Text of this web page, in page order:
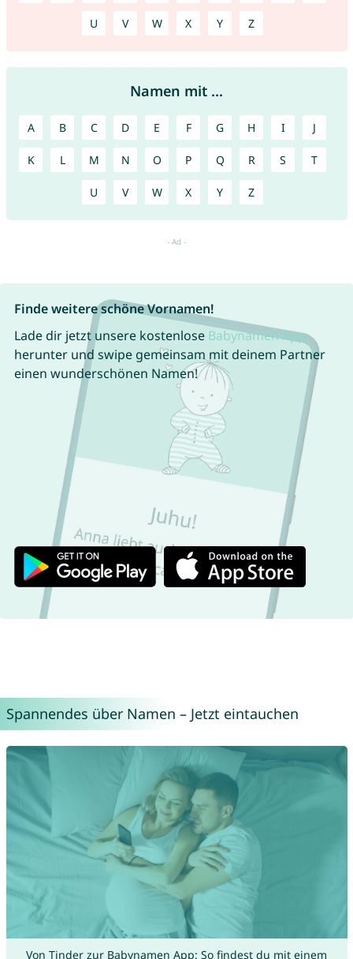
U V W X Y Z
Namen mit ...
A B C D E F G H I J
K L M N O P Q R S T
U V W X Y Z
Finde weitere schöne Vornamen!
Lade dir jetzt unsere kostenlose Babynamen App
herunter und swipe gemeinsam mit deinem Partner
einen wunderschönen Namen!
Spannendes über Namen – Jetzt eintauchen
Von Tinder zur Babynamen App: So findest du mit einem